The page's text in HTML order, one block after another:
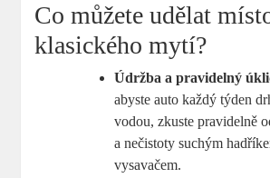
Co můžete udělat
klasického mytí?
Údržba a pravidelný
abyste auto každý týden
vodou, zkuste pravidelně
a nečistoty suchým
vysavačem.